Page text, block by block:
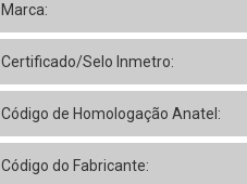
Marca:
Certificado/Selo Inmetro:
Código de Homologação Anatel:
Código do Fabricante: